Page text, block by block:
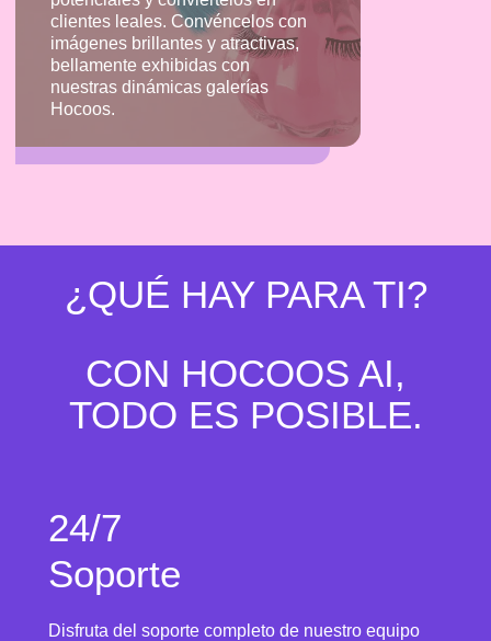
clientes leales. Convéncelos con
imágenes brillantes y atractivas,
bellamente exhibidas con
nuestras dinámicas galerías
Hocoos.
¿QUÉ HAY PARA TI?
CON HOCOOS AI,
TODO ES POSIBLE.
24/7
Soporte
Disfruta del soporte completo de nuestro equipo